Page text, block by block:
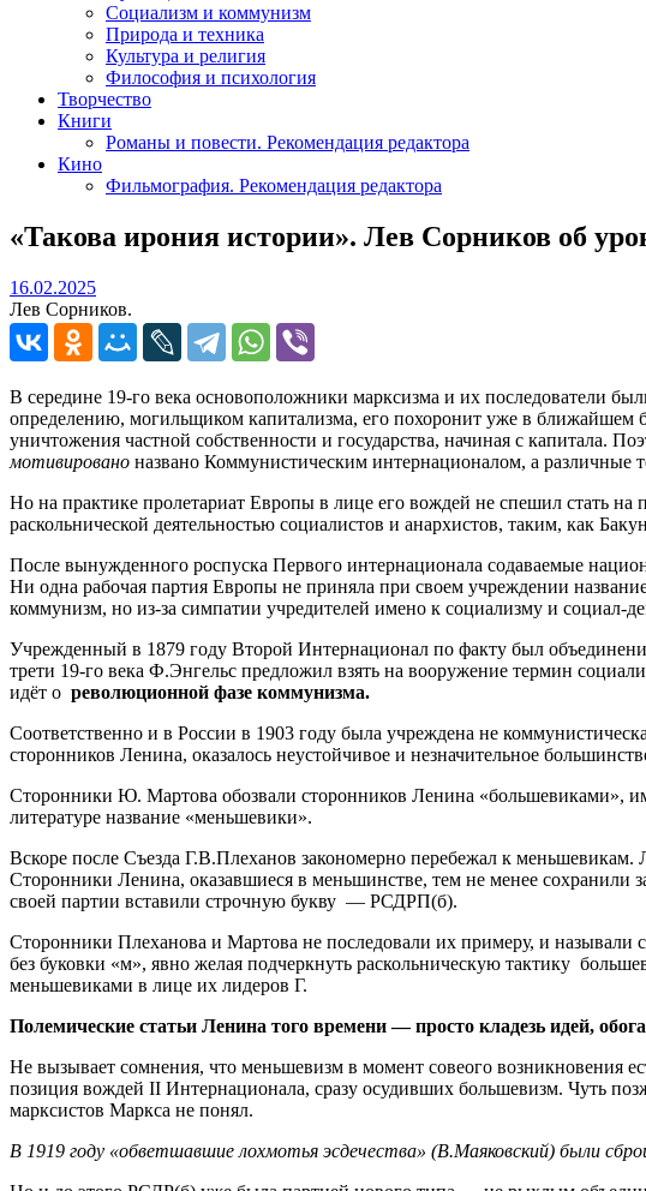
Социализм и коммунизм
Природа и техника
Культура и религия
Философия и психология
Творчество
Книги
Романы и повести. Рекомендация редактора
Кино
Фильмография. Рекомендация редактора
«Такова ирония истории». Лев Сорников об
16.02.202516.02.2025
Лев Сорников.
В середине 19-го века основоположники марксизма и их последователи
определению, могильщиком капитализма, его похоронит уже в ближайшем
уничтожения частной собственности и государства, начиная с
мотивировано названо Коммунистическим интернационалом, а различные
Но на практике пролетариат Европы в лице его вождей не спешил стать
раскольнической деятельностью социалистов и анархистов, таким, как
После вынужденного роспуска Первого интернационала содаваемые
Ни одна рабочая партия Европы не приняла при своем учреждении
коммунизм, но из-за симпатии учредителей имено к социализму и социал-
Учрежденный в 1879 году Второй Интернационал по факту был
трети 19-го века Ф.Энгельс предложил взять на вооружение термин
идёт о революционной фазе коммунизма.
Соответственно и в России в 1903 году была учреждена не
сторонников Ленина, оказалось неустойчивое и незначительное
Сторонники Ю. Мартова обозвали сторонников Ленина «большевиками»,
литературе название «меньшевики».
Вскоре после Съезда Г.В.Плеханов закономерно перебежал к
Сторонники Ленина, оказавшиеся в меньшинстве, тем не менее сохранили
своей партии вставили строчную букву — РСДРП(б).
Сторонники Плеханова и Мартова не последовали их примеру, и
без буковки «м», явно желая подчеркнуть раскольническую тактику
меньшевиками в лице их лидеров Г.
Полемические статьи Ленина того времени — просто кладезь идей,
Не вызывает сомнения, что меньшевизм в момент совеого возникновения
позиция вождей II Интернационала, сразу осудивших большевизм. Чуть
марксистов Маркса не понял.
В 1919 году «обветшавшие лохмотья эсдечества» (В.Маяковский) были